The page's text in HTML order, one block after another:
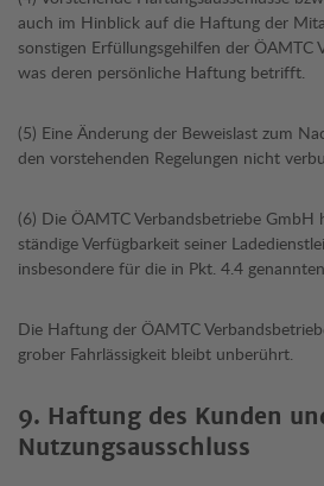
auch im Hinblick auf die Haftung der
sonstigen Erfüllungsgehilfen der ÖAMTC
was deren persönliche Haftung betrifft.
(5) Eine Änderung der Beweislast zum
den vorstehenden Regelungen nicht
(6) Die ÖAMTC Verbandsbetriebe
ständige Verfügbarkeit seiner
insbesondere für die in Pkt. 4.4 genannten
Die Haftung der ÖAMTC
grober Fahrlässigkeit bleibt unberührt.
9. Haftung des Kunden
Nutzungsausschluss